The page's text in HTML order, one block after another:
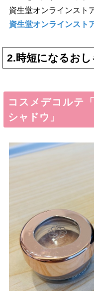
資生堂オンラインスト
資生堂オンラインスト
2.時短になるお
コスメデコルテ
シャドウ」